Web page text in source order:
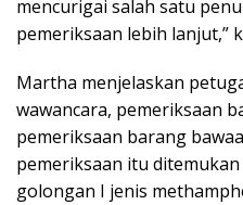
mencurigai salah satu
pemeriksaan lebih lanjut,”
Martha menjelaskan
wawancara, pemeriksaan
pemeriksaan barang
pemeriksaan itu
golongan I jenis